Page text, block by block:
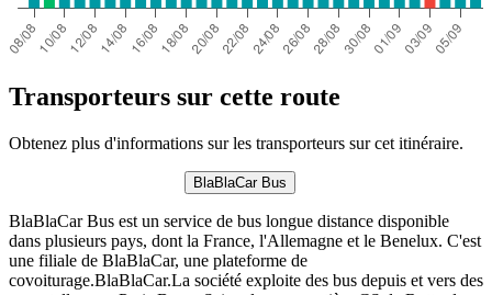
Transporteurs sur cette route
Obtenez plus d'informations sur les transporteurs sur cet itinéraire.
BlaBlaCar Bus
BlaBlaCar Bus est un service de bus longue distance disponible
dans plusieurs pays, dont la France, l'Allemagne et le Benelux. C'est
une filiale de BlaBlaCar, une plateforme de
covoiturage.BlaBlaCar.La société exploite des bus depuis et vers des